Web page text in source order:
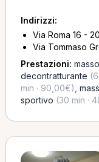
Indirizzi:
Via Roma 16 -
Via Tommaso
Prestazioni:
decontratturante
min · 90,00€)
sportivo (30 min ·